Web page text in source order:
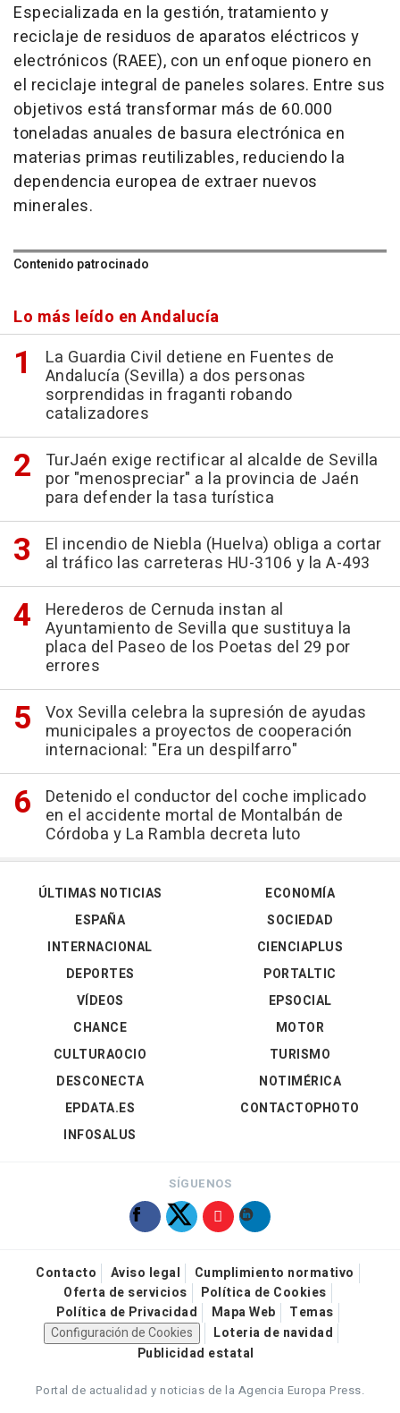
Especializada en la gestión, tratamiento y
reciclaje de residuos de aparatos eléctricos y
electrónicos (RAEE), con un enfoque pionero en
el reciclaje integral de paneles solares. Entre sus
objetivos está transformar más de 60.000
toneladas anuales de basura electrónica en
materias primas reutilizables, reduciendo la
dependencia europea de extraer nuevos
minerales.
Contenido patrocinado
Lo más leído en Andalucía
La Guardia Civil detiene en Fuentes de
Andalucía (Sevilla) a dos personas
sorprendidas in fraganti robando
catalizadores
TurJaén exige rectificar al alcalde de Sevilla
por "menospreciar" a la provincia de Jaén
para defender la tasa turística
El incendio de Niebla (Huelva) obliga a cortar
al tráfico las carreteras HU-3106 y la A-493
Herederos de Cernuda instan al
Ayuntamiento de Sevilla que sustituya la
placa del Paseo de los Poetas del 29 por
errores
Vox Sevilla celebra la supresión de ayudas
municipales a proyectos de cooperación
internacional: "Era un despilfarro"
Detenido el conductor del coche implicado
en el accidente mortal de Montalbán de
Córdoba y La Rambla decreta luto
ÚLTIMAS NOTICIAS
ESPAÑA
INTERNACIONAL
DEPORTES
VÍDEOS
ECONOMÍA
SOCIEDAD
CIENCIAPLUS
PORTALTIC
EPSOCIAL
CHANCE
CULTURAOCIO
DESCONECTA
EPDATA.ES
INFOSALUS
MOTOR
TURISMO
NOTIMÉRICA
CONTACTOPHOTO
SÍGUENOS
Contacto Aviso legal
Cumplimiento normativo
Oferta de servicios
Política de Cookies
Política de Privacidad
Mapa Web
Temas
Configuración de Cookies
Loteria de navidad
Publicidad estatal
Portal de actualidad y noticias de la Agencia Europa Press.